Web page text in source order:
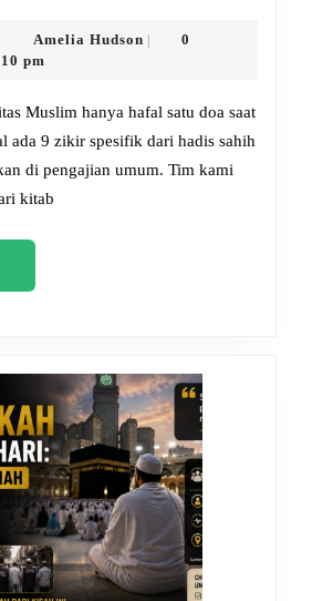
yang
Juni
Amelia HudsonAmelia
0
pm
ada 9 zikir spesifik dari hadis sahih
di pengajian umum. Tim kami
kitab